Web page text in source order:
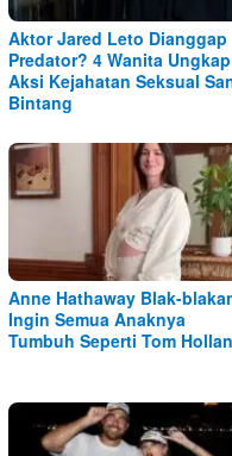
Aktor Jared Leto Dianggap
Predator? 4 Wanita Ungkap
Aksi Kejahatan Seksual
Bintang
Anne Hathaway Blak-
Ingin Semua Anaknya
Tumbuh Seperti Tom